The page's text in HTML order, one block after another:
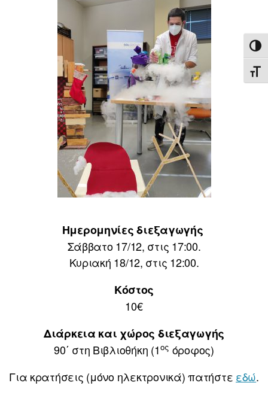
Ημερομηνίες διεξαγωγής
Σάββατο 17/12, στις 17:00.
Κυριακή 18/12, στις 12:00.
Κόστος
10€
Διάρκεια και χώρος διεξαγωγής
90΄ στη Βιβλιοθήκη (1ος όροφος)
Για κρατήσεις (μόνο ηλεκτρονικά) πατήστε εδώ.